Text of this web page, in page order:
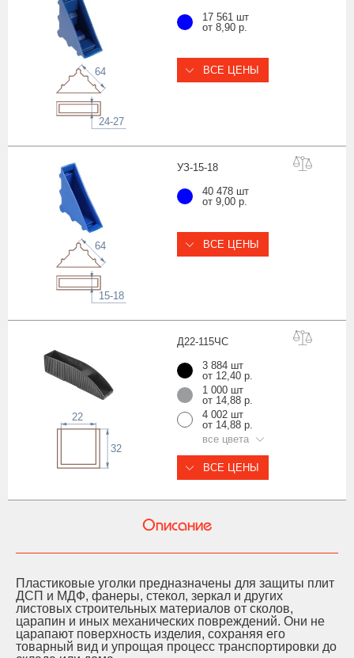
64
24-27
17 561 шт
от 8,90 р.
ВСЕ ЦЕНЫ
УЗ-15-18
64
15-18
40 478 шт
от 9,00 р.
ВСЕ ЦЕНЫ
Д22-115ЧС
22
32
3 884 шт
от 12,40 р.
1 000 шт
от 14,88 р.
4 002 шт
от 14,88 р.
все цвета
ВСЕ ЦЕНЫ
Описание
Пластиковые уголки предназначены для защиты плит
ДСП и МДФ, фанеры, стекол, зеркал и других
листовых строительных материалов от сколов,
царапин и иных механических повреждений. Они не
царапают поверхность изделия, сохраняя его
товарный вид и упрощая процесс транспортировки до